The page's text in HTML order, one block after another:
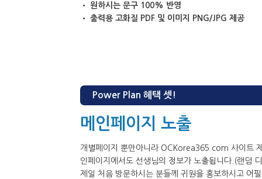
• 원하시는 문구 100% 반영
• 출력용 고화질 PDF 및 이미지 PNG/JPG 제공
Power Plan 혜택 셋!
메인페이지 노출
개별페이지 뿐만아니라 OCKorea365.com 사이트
인페이지에서도 선생님의 정보가 노출됩니다.(랜덤
제일 처음 방문하시는 분들께 귀원을 홍보하시고 어